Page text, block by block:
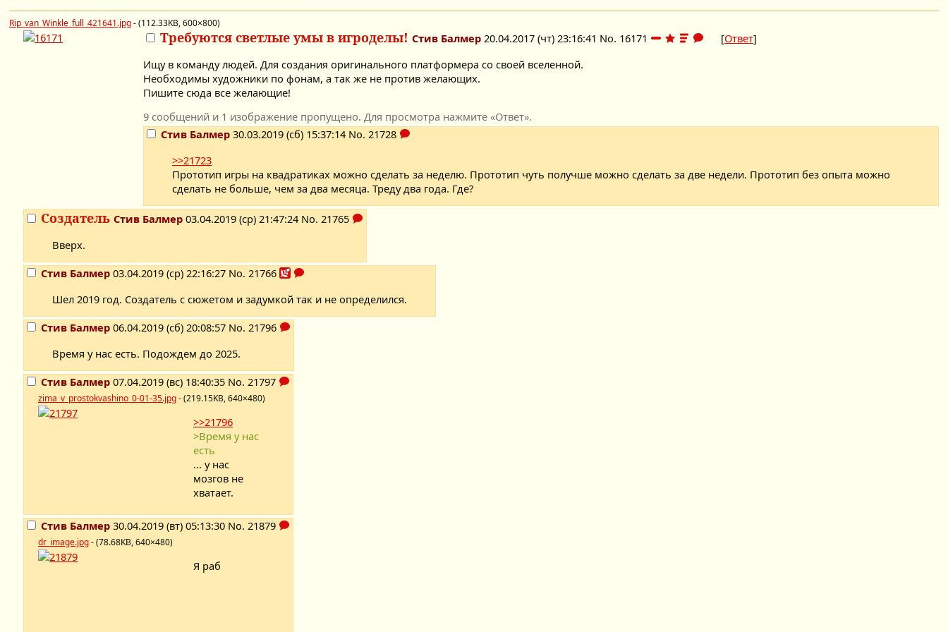
Rip_van_Winkle_full_421641.jpg- (112.33KB, 600×800)
Требуются светлые умы в игроделы! Стив Балмер 20.04.2017 (чт) 23:16:41 No. 16171 [Ответ]
Ищу в команду людей. Для создания оригинального платформера со своей вселенной.
Необходимы художники по фонам, а так же не против желающих.
Пишите сюда все желающие!
9 сообщений и 1 изображение пропущено. Для просмотра нажмите «Ответ».
Стив Балмер 30.03.2019 (сб) 15:37:14 No. 21728
>>21723
Прототип игры на квадратиках можно сделать за неделю. Прототип чуть получше можно сделать за две недели. Прототип без опыта можно
сделать не больше, чем за два месяца. Треду два года. Где?
Создатель Стив Балмер 03.04.2019 (ср) 21:47:24 No. 21765
Вверх.
Стив Балмер 03.04.2019 (ср) 22:16:27 No. 21766
Шел 2019 год. Создатель с сюжетом и задумкой так и не определился.
Стив Балмер 06.04.2019 (сб) 20:08:57 No. 21796
Время у нас есть. Подождем до 2025.
Стив Балмер 07.04.2019 (вс) 18:40:35 No. 21797
zima_v_prostokvashino_0-01-35.jpg- (219.15KB, 640×480)
>>21796
>Время у нас
есть
... у нас
мозгов не
хватает.
Стив Балмер 30.04.2019 (вт) 05:13:30 No. 21879
dr_image.jpg- (78.68KB, 640×480)
Я раб